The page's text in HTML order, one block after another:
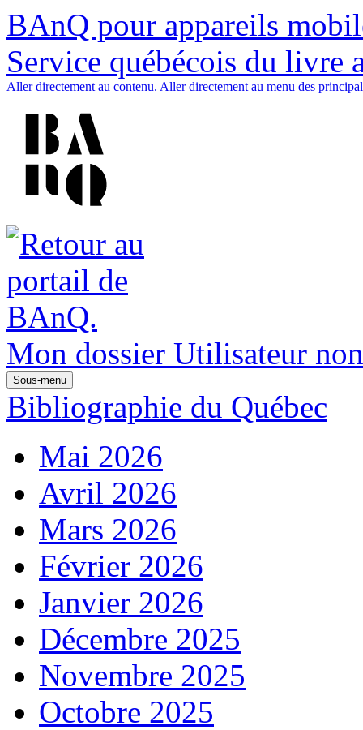
BAnQ pour appareils
Service québécois du livre
Aller directement au contenu. Aller directement au menu des
Mon dossier Utilisateur
Sous-menu
Bibliographie du Québec
Mai 2026
Avril 2026
Mars 2026
Février 2026
Janvier 2026
Décembre 2025
Novembre 2025
Octobre 2025